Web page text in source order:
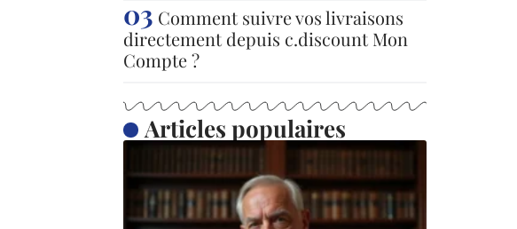
Comment suivre vos livraisons
directement depuis c.discount Mon
Compte ?
Articles populaires